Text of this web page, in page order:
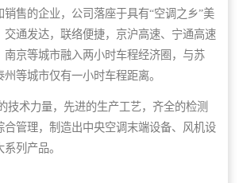
售的企业，公司落座于具有“空调之乡”美
交通发达，联络便捷，京沪高速、宁通高速
南京等城市融入两小时车程经济圈，与苏
等城市仅有一小时车程距离。
技术力量，先进的生产工艺，齐全的检测
合管理，制造出中央空调末端设备、风机设
列产品。